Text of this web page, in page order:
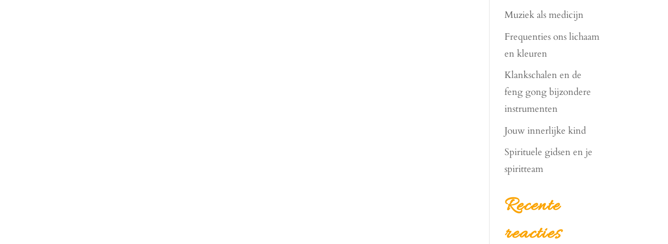
Muziek als medicijn
Frequenties ons lichaam
en kleuren
Klankschalen en de
feng gong bijzondere
instrumenten
Jouw innerlijke kind
Spirituele gidsen en je
spiritteam
Recente
reacties